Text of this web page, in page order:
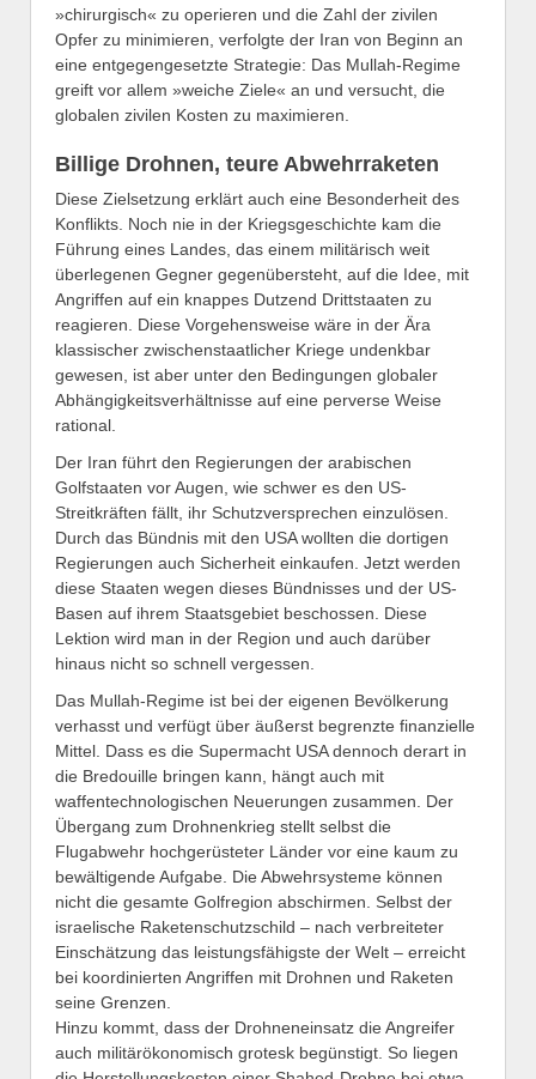
»chirurgisch« zu operieren und die Zahl der zivilen
Opfer zu minimieren, verfolgte der Iran von Beginn an
eine entgegengesetzte Strategie: Das Mullah-Regime
greift vor allem »weiche Ziele« an und versucht, die
globalen zivilen Kosten zu maximieren.
Billige Drohnen, teure Abwehrraketen
Diese Zielsetzung erklärt auch eine Besonderheit des
Konflikts. Noch nie in der Kriegsgeschichte kam die
Führung eines Landes, das einem militärisch weit
überlegenen Gegner gegenübersteht, auf die Idee, mit
Angriffen auf ein knappes Dutzend Drittstaaten zu
reagieren. Diese Vorgehensweise wäre in der Ära
klassischer zwischenstaatlicher Kriege undenkbar
gewesen, ist aber unter den Bedingungen globaler
Abhängigkeitsverhältnisse auf eine perverse Weise
rational.
Der Iran führt den Regierungen der arabischen
Golfstaaten vor Augen, wie schwer es den US-
Streitkräften fällt, ihr Schutzversprechen einzulösen.
Durch das Bündnis mit den USA wollten die dortigen
Regierungen auch Sicherheit einkaufen. Jetzt werden
diese Staaten wegen dieses Bündnisses und der US-
Basen auf ihrem Staatsgebiet beschossen. Diese
Lektion wird man in der Region und auch darüber
hinaus nicht so schnell vergessen.
Das Mullah-Regime ist bei der eigenen Bevölkerung
verhasst und verfügt über äußerst begrenzte finanzielle
Mittel. Dass es die Supermacht USA dennoch derart in
die Bredouille bringen kann, hängt auch mit
waffentechnologischen Neuerungen zusammen. Der
Übergang zum Drohnenkrieg stellt selbst die
Flugabwehr hochgerüsteter Länder vor eine kaum zu
bewältigende Aufgabe. Die Abwehrsysteme können
nicht die gesamte Golfregion abschirmen. Selbst der
israelische Raketenschutzschild – nach verbreiteter
Einschätzung das leistungsfähigste der Welt – erreicht
bei koordinierten Angriffen mit Drohnen und Raketen
seine Grenzen.
Hinzu kommt, dass der Drohneneinsatz die Angreifer
auch militärökonomisch grotesk begünstigt. So liegen